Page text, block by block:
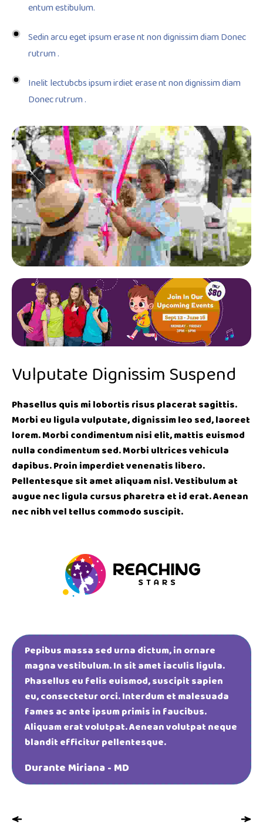
entum estibulum.
Sedin arcu eget ipsum erase nt non dignissim diam Donec
rutrum .
Inelit lectubcbs ipsum irdiet erase nt non dignissim diam
Donec rutrum .
Vulputate Dignissim Suspend
Phasellus quis mi lobortis risus placerat sagittis.
Morbi eu ligula vulputate, dignissim leo sed, laoreet
lorem. Morbi condimentum nisi elit, mattis euismod
nulla condimentum sed. Morbi ultrices vehicula
dapibus. Proin imperdiet venenatis libero.
Pellentesque sit amet aliquam nisl. Vestibulum at
augue nec ligula cursus pharetra et id erat. Aenean
nec nibh vel tellus commodo suscipit.
Pepibus massa sed urna dictum, in ornare
magna vestibulum. In sit amet iaculis ligula.
Phasellus eu felis euismod, suscipit sapien
eu, consectetur orci. Interdum et malesuada
fames ac ante ipsum primis in faucibus.
Aliquam erat volutpat. Aenean volutpat neque
blandit efficitur pellentesque.
Durante Miriana - MD